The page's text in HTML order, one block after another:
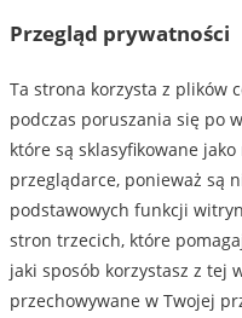
Przegląd prywatności
Ta strona korzysta z plików
podczas poruszania się po
które są sklasyfikowane
przeglądarce, ponieważ są
podstawowych funkcji
stron trzecich, które
jaki sposób korzystasz z tej
przechowywane w Twojej